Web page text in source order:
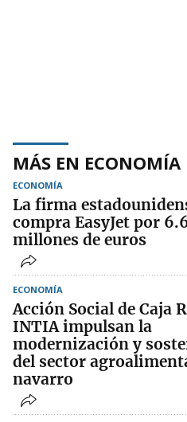
MÁS EN ECONOMÍA
ECONOMÍA
La firma
compra EasyJet por
millones de euros
ECONOMÍA
Acción Social de Caja
INTIA impulsan la
modernización y
del sector
navarro